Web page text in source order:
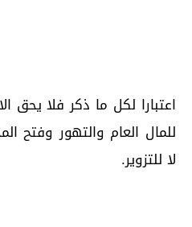
اعتبارا لكل ما ذكر فلا يحق
للمال العام والتهور وفتح
لا للتزوير.